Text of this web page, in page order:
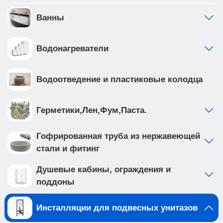
регулируются в диапазоне от 0 до 200мм. • рама
инсталляции выполнена из высокопрочной
обеспечивает надежность и долговечность
комплектом сантехники, который включает
подвесной унитаз TOLEDO ALTO (арт.
черный матовый, ABS пластик (арт.
IB.B082.002.000 ). Подвесной унитаз с
безободковой системой смыва выполнен из
белого фарфора, и имеет такие особенности
и не дает места для скопления грязи и бактерий
• чаша с технологией антивсплеск
минимизирует возможность брызг и
обеспечивает комфорт во время использования
• наноглазированное антибактериальное
Ванны
Водонагреватели
Водоотведение и пластиковые колодца
Герметики,Лен,Фум,Паста.
Гофрированная труба из нержавеющей
стали и фитинг
Душевые кабины, ограждения и
поддоны
Инсталляции для подвесных унитазов